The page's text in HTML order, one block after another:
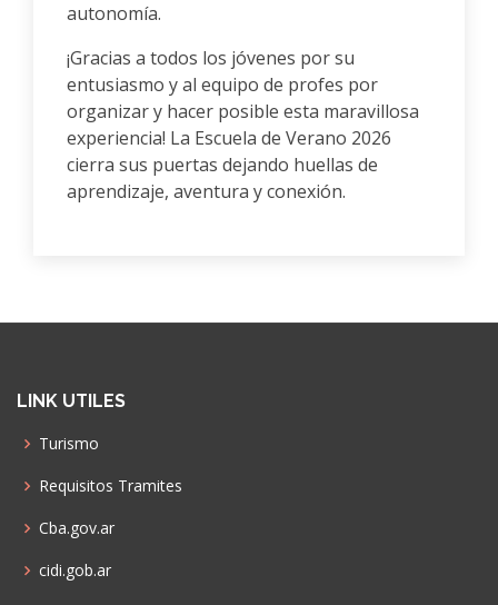
autonomía.
¡Gracias a todos los jóvenes por su
entusiasmo y al equipo de profes por
organizar y hacer posible esta maravillosa
experiencia! La Escuela de Verano 2026
cierra sus puertas dejando huellas de
aprendizaje, aventura y conexión.
LINK UTILES
Turismo
Requisitos Tramites
Cba.gov.ar
cidi.gob.ar